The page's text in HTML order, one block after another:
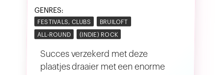
GENRES:
FESTIVALS, CLUBS BRUILOFT
ALL-ROUND (INDIE) ROCK
Succes verzekerd met deze
plaatjes draaier met een enorme